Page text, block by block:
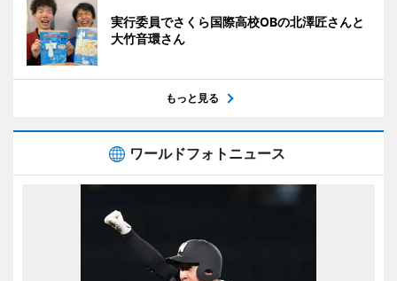
実行委員でさくら国際高校OBの北澤匠さんと
大竹音環さん
もっと見る
ワールドフォトニュース